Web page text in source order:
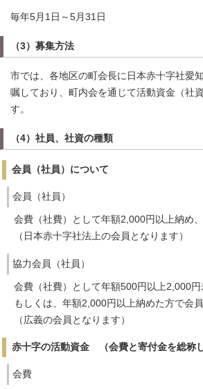
毎年5月1日～5月31日
（3）募集方法
市では、各地区の町会長に日本赤十字社愛
嘱しており、町内会を通じて活動資金（社
す。
（4）社員、社資の種類
会員（社員）について
会員（社員）
会費（社費）として年額2,000円以上納め
（日本赤十字社法上の会員となります）
協力会員（社員）
会費（社費）として年額500円以上2,000円
もしくは、年額2,000円以上納めた方で会
（広義の会員となります）
赤十字の活動資金 （会費と寄付金を総称
会費